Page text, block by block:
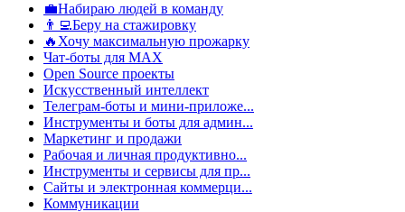
💼Набираю людей в команду
👨‍💻Беру на стажировку
🔥Хочу максимальную прожарку
Чат-боты для MAX
Open Source проекты
Искусственный интеллект
Телеграм-боты и мини-приложе...
Инструменты и боты для админ...
Маркетинг и продажи
Рабочая и личная продуктивно...
Инструменты и сервисы для пр...
Сайты и электронная коммерци...
Коммуникации